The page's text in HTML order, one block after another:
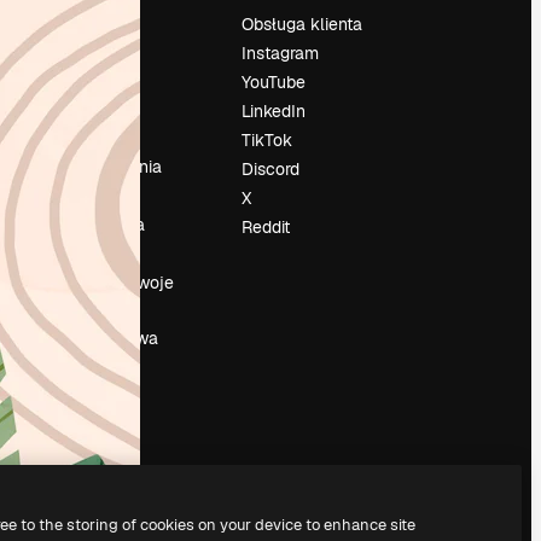
Cennik
O nas
Reviews
Kariera
Trendy
wyszukiwania
Blog
Wydarzenia
Slidesgo
Sprzedaj swoje
treści
Sala prasowa
Szukasz
magnific.ai
Obsługa klienta
Instagram
YouTube
LinkedIn
TikTok
Discord
X
Reddit
to the storing of cookies on your device to enhance site